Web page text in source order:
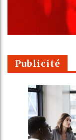
Publicité